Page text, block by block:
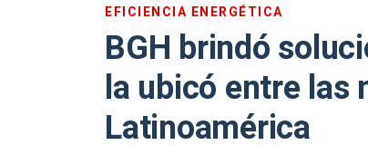
EFICIENCIA ENERGÉTICA
BGH brindó
la ubicó entre las
Latinoamérica